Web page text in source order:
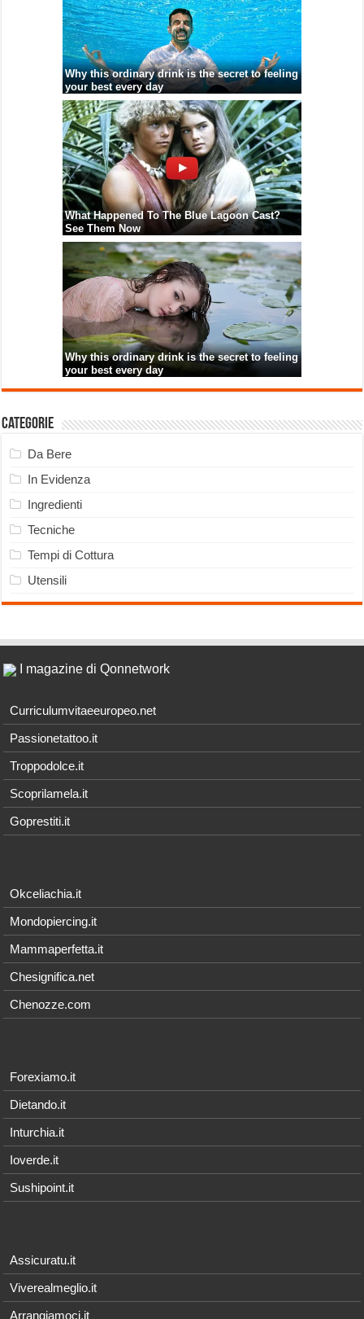
Categorie
Da Bere
In Evidenza
Ingredienti
Tecniche
Tempi di Cottura
Utensili
I magazine di Qonnetwork
Curriculumvitaeeuropeo.net
Passionetattoo.it
Troppodolce.it
Scoprilamela.it
Goprestiti.it
Okceliachia.it
Mondopiercing.it
Mammaperfetta.it
Chesignifica.net
Chenozze.com
Forexiamo.it
Dietando.it
Inturchia.it
Ioverde.it
Sushipoint.it
Assicuratu.it
Viverealmeglio.it
Arrangiamoci.it